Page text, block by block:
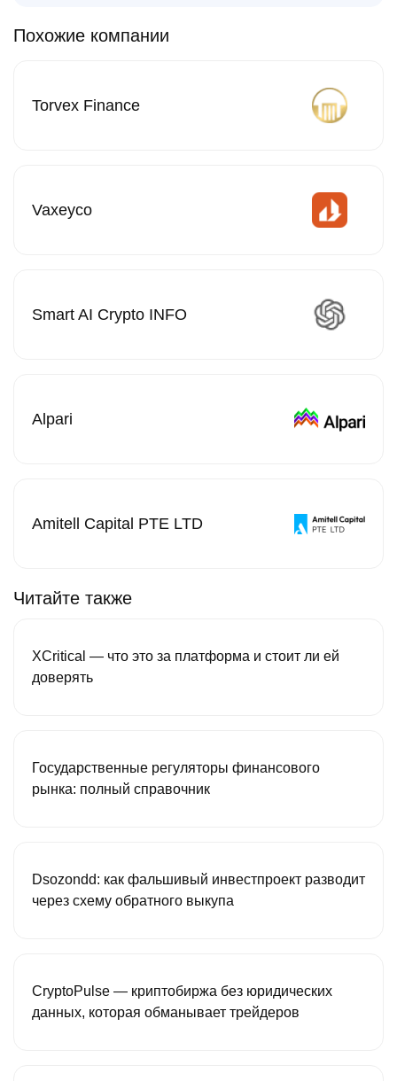
Похожие компании
Torvex Finance
Vaxeyco
Smart AI Crypto INFO
Alpari
Amitell Capital PTE LTD
Читайте также
XCritical — что это за платформа и стоит ли ей
доверять
Государственные регуляторы финансового
рынка: полный справочник
Dsozondd: как фальшивый инвестпроект разводит
через схему обратного выкупа
CryptoPulse — криптобиржа без юридических
данных, которая обманывает трейдеров